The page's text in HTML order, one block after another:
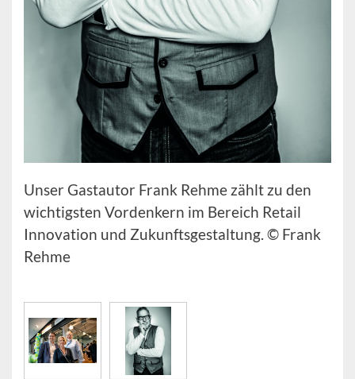
Unser Gastautor Frank Rehme zählt zu den
wichtigsten Vordenkern im Bereich Retail
Innovation und Zukunftsgestaltung. © Frank
Rehme